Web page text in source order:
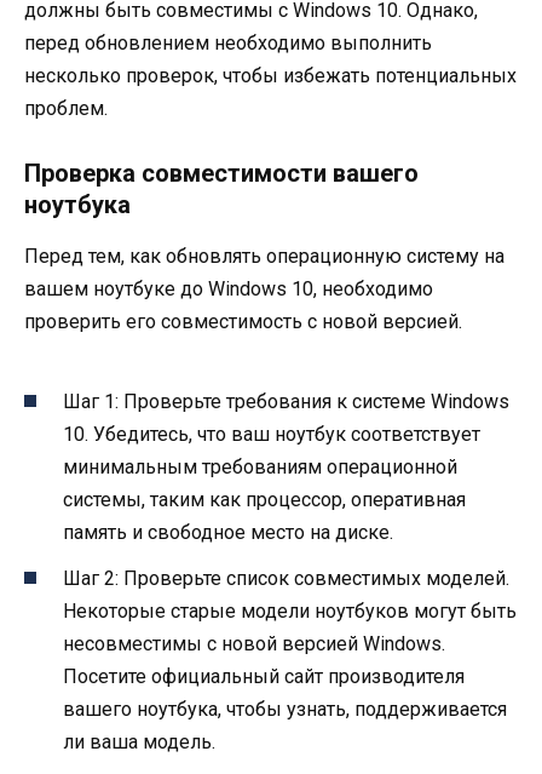
должны быть совместимы с Windows 10. Однако,
перед обновлением необходимо выполнить
несколько проверок, чтобы избежать потенциальных
проблем.
Проверка совместимости вашего
ноутбука
Перед тем, как обновлять операционную систему на
вашем ноутбуке до Windows 10, необходимо
проверить его совместимость с новой версией.
Шаг 1: Проверьте требования к системе Windows
10. Убедитесь, что ваш ноутбук соответствует
минимальным требованиям операционной
системы, таким как процессор, оперативная
память и свободное место на диске.
Шаг 2: Проверьте список совместимых моделей.
Некоторые старые модели ноутбуков могут быть
несовместимы с новой версией Windows.
Посетите официальный сайт производителя
вашего ноутбука, чтобы узнать, поддерживается
ли ваша модель.